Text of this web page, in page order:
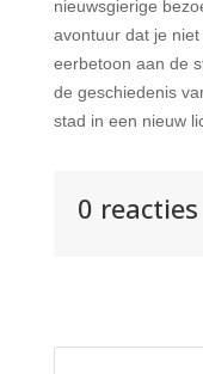
nieuwsgierige
avontuur dat je
eerbetoon aan de
de geschiedenis
stad in een nieuw
0 reacties